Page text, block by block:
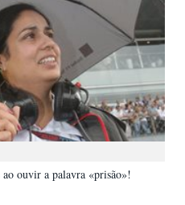
ao ouvir a palavra «prisão»!